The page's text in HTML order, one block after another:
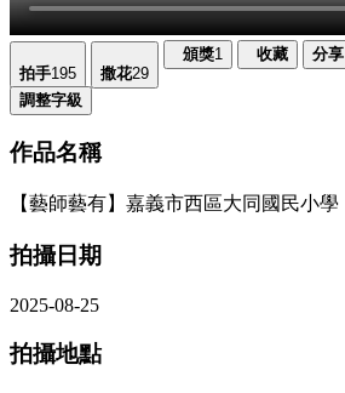
拍手195 撒花29
頒獎1 收藏 分享
調整字級
作品名稱
【藝師藝有】嘉義市西區大同國民小學
拍攝日期
2025-08-25
拍攝地點